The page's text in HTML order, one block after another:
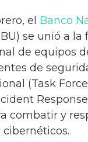
el Banco
se unió a la
de equipos
de
(Task
combatir y